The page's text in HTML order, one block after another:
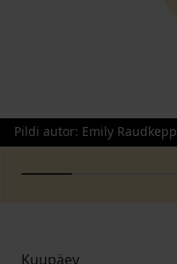
Pildi autor: Emily Raudkepp
Kuupäev